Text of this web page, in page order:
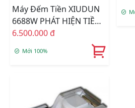
Máy Đếm Tiền XIUDUN
6688W PHÁT HIỆN TIỀN
GIẢ
6.500.000 đ
Mới 100%